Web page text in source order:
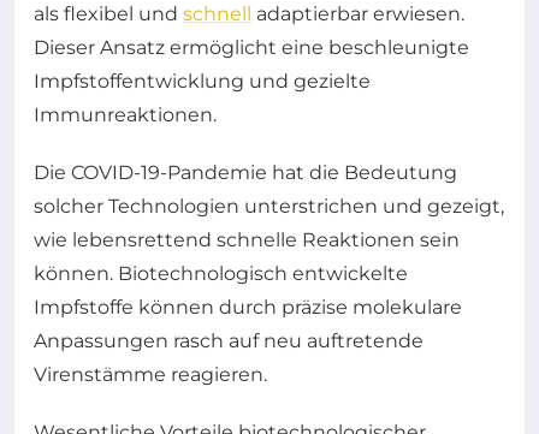
als flexibel und schnell adaptierbar erwiesen.
Dieser Ansatz ermöglicht eine beschleunigte
Impfstoffentwicklung und gezielte
Immunreaktionen.
Die COVID-19-Pandemie hat die Bedeutung
solcher Technologien unterstrichen und gezeigt,
wie lebensrettend schnelle Reaktionen sein
können. Biotechnologisch entwickelte
Impfstoffe können durch präzise molekulare
Anpassungen rasch auf neu auftretende
Virenstämme reagieren.